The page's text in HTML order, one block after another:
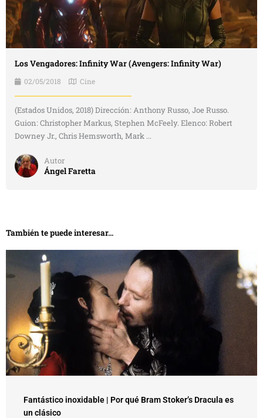
Los Vengadores: Infinity War (Avengers: Infinity War)
02/05/2018 Cine
(Estados Unidos, 2018) Dirección: Anthony Russo, Joe Russo.
Guion: Christopher Markus, Stephen McFeely. Elenco: Robert
Downey Jr., Chris Hemsworth, Mark ...
Autor
Ángel Faretta
También te puede interesar...
Fantástico inoxidable | Por qué Bram Stoker’s Dracula es
un clásico